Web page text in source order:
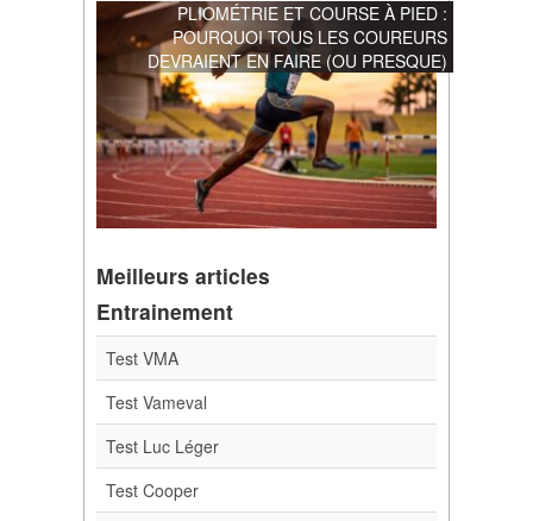
PLIOMÉTRIE ET COURSE À PIED :
POURQUOI TOUS LES COUREURS
DEVRAIENT EN FAIRE (OU PRESQUE)
Meilleurs articles
Entrainement
Test VMA
Test Vameval
Test Luc Léger
Test Cooper